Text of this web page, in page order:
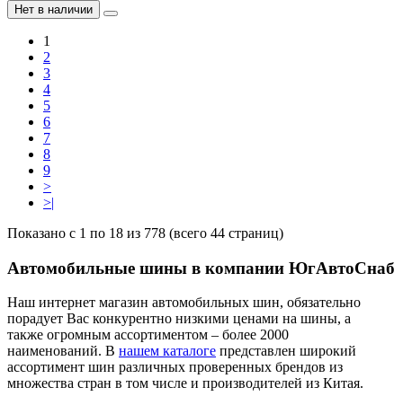
Нет в наличии
1
2
3
4
5
6
7
8
9
>
>|
Показано с 1 по 18 из 778 (всего 44 страниц)
Автомобильные шины в компании ЮгАвтоСнаб
Наш интернет магазин автомобильных шин, обязательно
порадует Вас конкурентно низкими ценами на шины, а
также огромным ассортиментом – более 2000
наименований. В нашем каталоге представлен широкий
ассортимент шин различных проверенных брендов из
множества стран в том числе и производителей из Китая.